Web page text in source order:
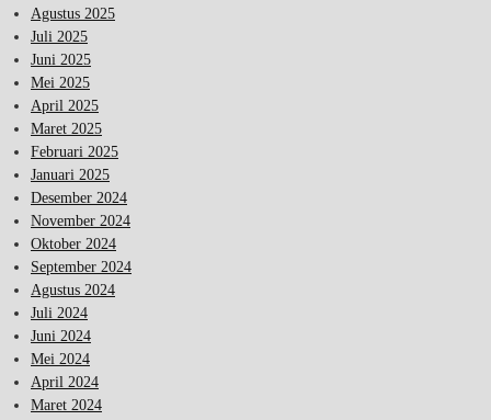
Agustus 2025
Juli 2025
Juni 2025
Mei 2025
April 2025
Maret 2025
Februari 2025
Januari 2025
Desember 2024
November 2024
Oktober 2024
September 2024
Agustus 2024
Juli 2024
Juni 2024
Mei 2024
April 2024
Maret 2024